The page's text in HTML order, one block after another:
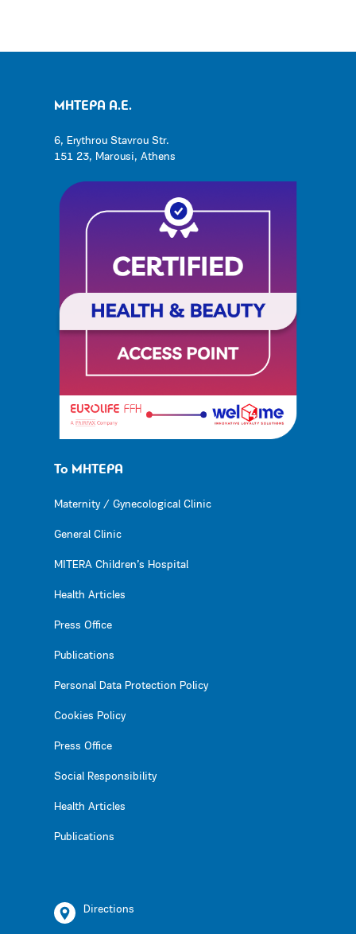
ΜΗΤΕΡΑ Α.Ε.
6, Erythrou Stavrou Str.
151 23, Marousi, Athens
Το ΜΗΤΕΡΑ
Maternity / Gynecological Clinic
General Clinic
MITERA Children’s Hospital
Health Articles
Press Office
Publications
Personal Data Protection Policy
Cookies Policy
Press Office
Social Responsibility
Health Articles
Publications
Directions